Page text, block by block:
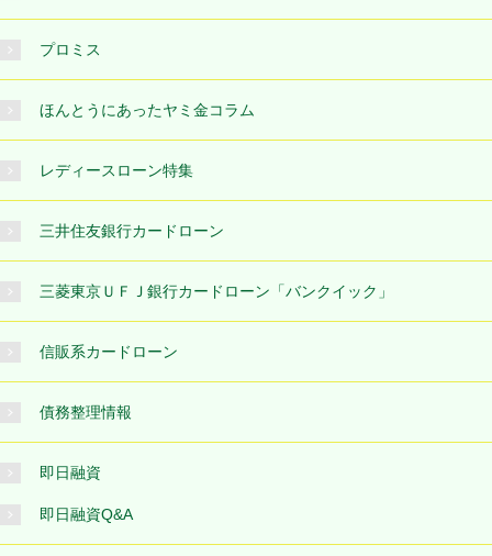
プロミス
ほんとうにあったヤミ金コラム
レディースローン特集
三井住友銀行カードローン
三菱東京ＵＦＪ銀行カードローン「バンクイック」
信販系カードローン
債務整理情報
即日融資
即日融資Q&A